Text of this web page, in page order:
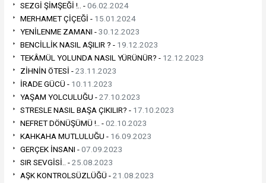
SEZGİ ŞİMŞEĞİ !.. -06.02.2024
MERHAMET ÇİÇEĞİ - 15.01.2024
YENİLENME ZAMANI -30.12.2023
BENCİLLİK NASIL AŞILIR ? - 19.12.2023
TEKÂMÜL YOLUNDA NASIL YÜRÜNÜR? - 12.12.2023
ZİHNİN ÖTESİ -23.11.2023
İRADE GÜCÜ - 10.11.2023
YAŞAM YOLCULUĞU -27.10.2023
STRESLE NASIL BAŞA ÇIKILIR? - 17.10.2023
NEFRET DÖNÜŞÜMÜ !.. -02.10.2023
KAHKAHA MUTLULUĞU - 16.09.2023
GERÇEK İNSANI -07.09.2023
SIR SEVGİSİ.. -25.08.2023
AŞK KONTROLSÜZLÜĞÜ -21.08.2023